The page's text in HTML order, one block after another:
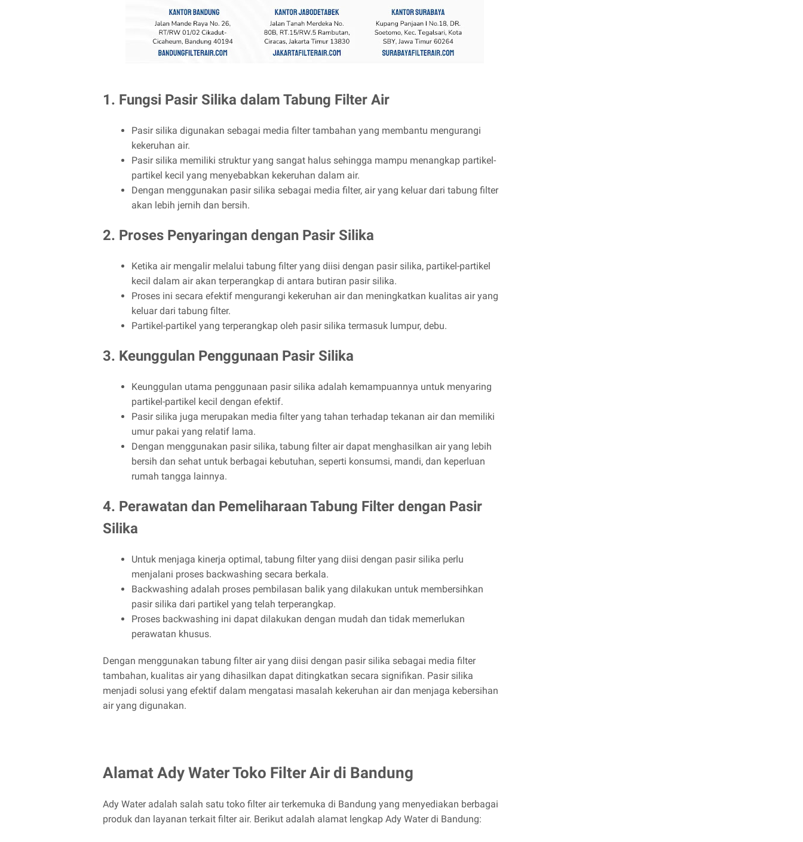
1. Fungsi Pasir Silika dalam Tabung Filter Air
Pasir silika digunakan sebagai media filter tambahan yang membantu mengurangi
kekeruhan air.
Pasir silika memiliki struktur yang sangat halus sehingga mampu menangkap partikel-
partikel kecil yang menyebabkan kekeruhan dalam air.
Dengan menggunakan pasir silika sebagai media filter, air yang keluar dari tabung filter
akan lebih jernih dan bersih.
2. Proses Penyaringan dengan Pasir Silika
Ketika air mengalir melalui tabung filter yang diisi dengan pasir silika, partikel-partikel
kecil dalam air akan terperangkap di antara butiran pasir silika.
Proses ini secara efektif mengurangi kekeruhan air dan meningkatkan kualitas air yang
keluar dari tabung filter.
Partikel-partikel yang terperangkap oleh pasir silika termasuk lumpur, debu.
3. Keunggulan Penggunaan Pasir Silika
Keunggulan utama penggunaan pasir silika adalah kemampuannya untuk menyaring
partikel-partikel kecil dengan efektif.
Pasir silika juga merupakan media filter yang tahan terhadap tekanan air dan memiliki
umur pakai yang relatif lama.
Dengan menggunakan pasir silika, tabung filter air dapat menghasilkan air yang lebih
bersih dan sehat untuk berbagai kebutuhan, seperti konsumsi, mandi, dan keperluan
rumah tangga lainnya.
4. Perawatan dan Pemeliharaan Tabung Filter dengan Pasir
Silika
Untuk menjaga kinerja optimal, tabung filter yang diisi dengan pasir silika perlu
menjalani proses backwashing secara berkala.
Backwashing adalah proses pembilasan balik yang dilakukan untuk membersihkan
pasir silika dari partikel yang telah terperangkap.
Proses backwashing ini dapat dilakukan dengan mudah dan tidak memerlukan
perawatan khusus.
Dengan menggunakan tabung filter air yang diisi dengan pasir silika sebagai media filter
tambahan, kualitas air yang dihasilkan dapat ditingkatkan secara signifikan. Pasir silika
menjadi solusi yang efektif dalam mengatasi masalah kekeruhan air dan menjaga kebersihan
air yang digunakan.
Alamat Ady Water Toko Filter Air di Bandung
Ady Water adalah salah satu toko filter air terkemuka di Bandung yang menyediakan berbagai
produk dan layanan terkait filter air. Berikut adalah alamat lengkap Ady Water di Bandung: